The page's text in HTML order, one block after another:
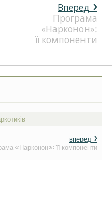
Вперед
Програма
«Нарконон»:
її компоненти
вперед
«Нарконон»: її компоненти